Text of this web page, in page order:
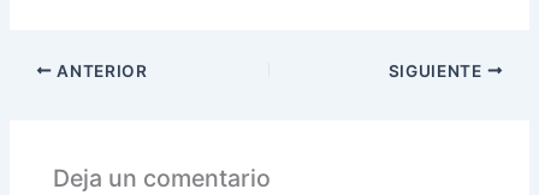
ANTERIOR SIGUIENTE
Deja un comentario